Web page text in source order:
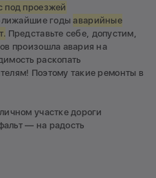
под проезжей
годыаварийные
Представьте себе, допустим,
произошла авария на
раскопать
Поэтому такие ремонты в
участке дороги
— на радость